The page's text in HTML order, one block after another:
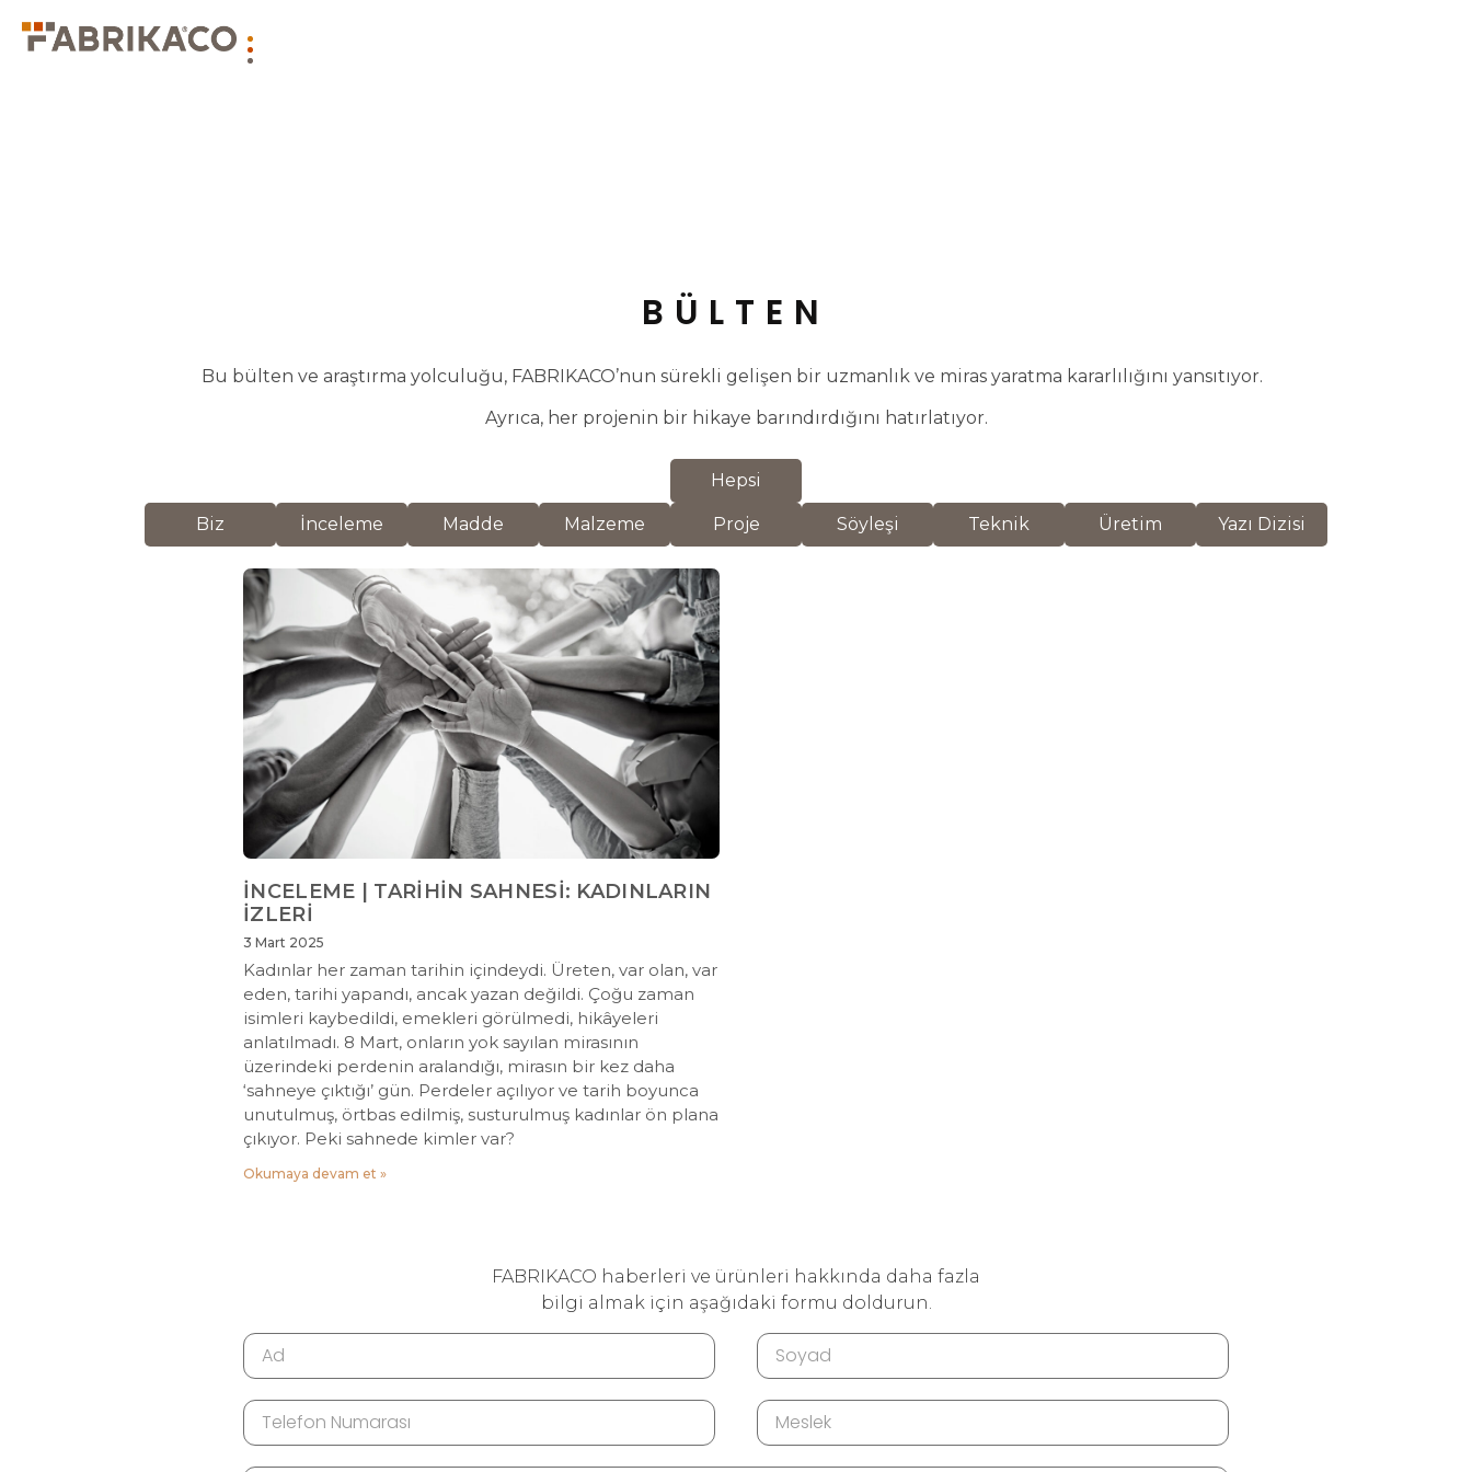
BÜLTEN
Bu bülten ve araştırma yolculuğu, FABRIKACO’nun sürekli gelişen bir uzmanlık ve miras yaratma kararlılığını yansıtıyor.
Ayrıca, her projenin bir hikaye barındırdığını hatırlatıyor.
Hepsi
Biz İnceleme Madde Malzeme Proje Söyleşi Teknik Üretim Yazı Dizisi
İNCELEME | TARİHİN SAHNESİ: KADINLARIN
İZLERİ
3 Mart 2025
Kadınlar her zaman tarihin içindeydi. Üreten, var olan, var
eden, tarihi yapandı, ancak yazan değildi. Çoğu zaman
isimleri kaybedildi, emekleri görülmedi, hikâyeleri
anlatılmadı. 8 Mart, onların yok sayılan mirasının
üzerindeki perdenin aralandığı, mirasın bir kez daha
‘sahneye çıktığı’ gün. Perdeler açılıyor ve tarih boyunca
unutulmuş, örtbas edilmiş, susturulmuş kadınlar ön plana
çıkıyor. Peki sahnede kimler var?
Okumaya devam et »
FABRIKACO haberleri ve ürünleri hakkında daha fazla
bilgi almak için aşağıdaki formu doldurun.